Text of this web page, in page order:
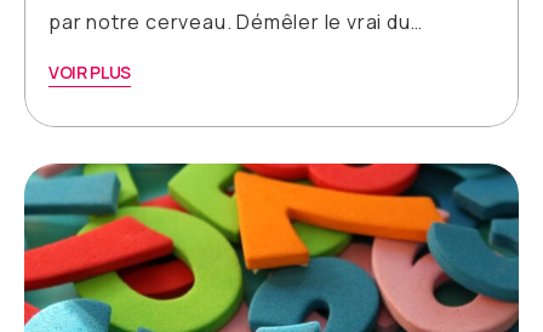
par notre cerveau. Démêler le vrai du…
VOIR PLUS